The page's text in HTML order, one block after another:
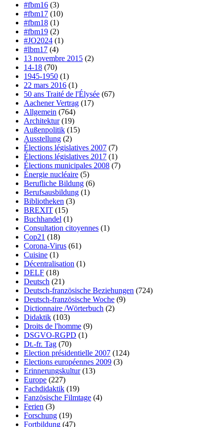
#fbm16 (3)
#fbm17 (10)
#fbm18 (1)
#fbm19 (2)
#JO2024 (1)
#lbm17 (4)
13 novembre 2015 (2)
14-18 (70)
1945-1950 (1)
22 mars 2016 (1)
50 ans Traité de l'Élysée (67)
Aachener Vertrag (17)
Allgemein (764)
Architektur(19)
Außenpolitik (15)
Ausstellung (2)
Élections législatives 2007 (7)
Élections législatives 2017 (1)
Élections municipales 2008 (7)
Énergie nucléaire (5)
Berufliche Bildung (6)
Berufsausbildung (1)
Bibliotheken (3)
BREXIT (15)
Buchhandel (1)
Consultation citoyennes (1)
Cop21 (18)
Corona-Virus (61)
Cuisine (1)
Décentralisation (1)
DELF (18)
Deutsch (21)
Deutsch-französische Beziehungen (724)
Deutsch-französische Woche (9)
Dictionnaire /Wörterbuch (2)
Didaktik (103)
Droits de l'homme (9)
DSGVO-RGPD (1)
Dt.-fr. Tag (70)
Election présidentielle 2007 (124)
Elections européennes 2009 (3)
Erinnerungskultur(13)
Europe (227)
Fachdidaktik (19)
Fanzösische Filmtage (4)
Ferien (3)
Forschung (19)
Fortbildung (47)